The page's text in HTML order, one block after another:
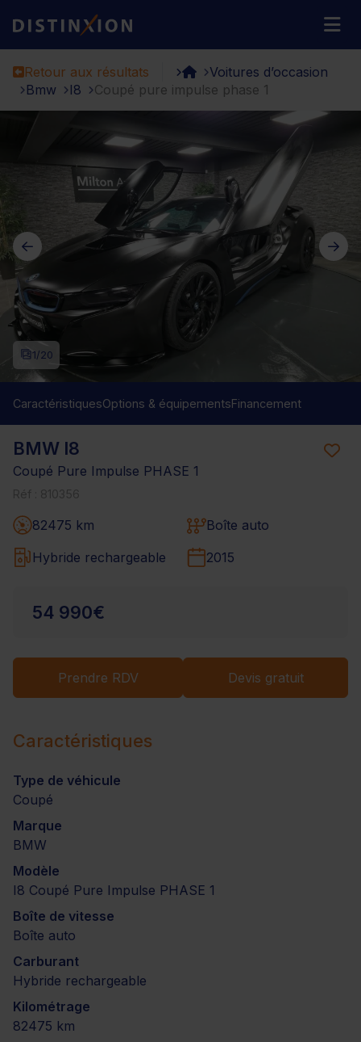
Distinxion
Retour aux résultats
Voitures d’occasion
Bmw
I8 Coupé pure impulse phase 1
BMW I8
Coupé Pure Impulse PHASE 1
82475 km
Boîte auto
Hybride rechargeable
2015
54 990€
Prendre RDV Devis gratuit
1/20
CaractéristiquesOptions & équipementsFinancement
Caractéristiques
Type de véhicule
Coupé
Marque
BMW
Modèle
I8 Coupé Pure Impulse PHASE 1
Boîte de vitesse
Boîte auto
Carburant
Hybride rechargeable
Kilométrage
82475 km